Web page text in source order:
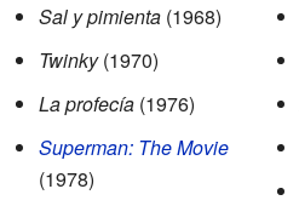
Sal y pimienta (1968)
Twinky(1970)
La profecía (1976)
Superman: The Movie
(1978)